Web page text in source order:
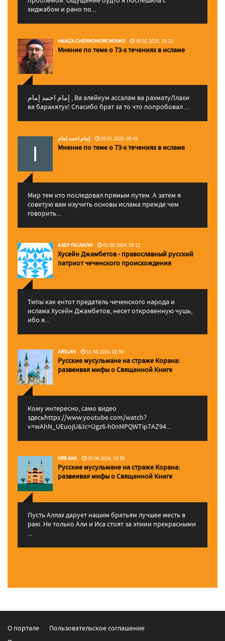
хиджабом и рано по...
HAMZA CHERNOMORCHENKO 30.01.2025, 15:22
Мнение по теме о 73-х течениях в исламе
إمام احمد إمام , Ва алейкум ассалам ва рахматуЛлахи
ва баракятух! Спасибо брат за то что попробовал ...
إمام احمد إمام 29.01.2025, 00:43
Мнение по теме о 73-х течениях в исламе
Мир тем кто последовал прямым путем. А затем я
советую вам изучить основы ислама прежде чем
говорить...
АЗЕР ГАСАНЛИ 02.09.2024, 19:12
Хусейн Джамбетов - православный русский
патриот чеченского происхождения
Типы как ентот предатель чеченского народа и
ислама Хусейн Джамбетов, несет откровенную чушь,
ибо я...
ARSLAN 11.06.2024, 02:50
Русские мусульмане на страже Корана:
pазвеивая мифы о Священной Книге
Кому интересно, само видео
здесьhttps://www.youtube.com/watch?
v=wAhN_UEuojU&lc=Ugz6-h0nMPQWTip7AZ94...
KRR AKK 09.06.2024, 18:56
Русские мусульмане на страже Корана:
pазвеивая мифы о Священной Книге
Пусть Аллах дарует нашим братьям лучшее месть в
раю. Не только Али и Иса стоят за этими прекрасными
...
О портале
Пользовательское соглашение